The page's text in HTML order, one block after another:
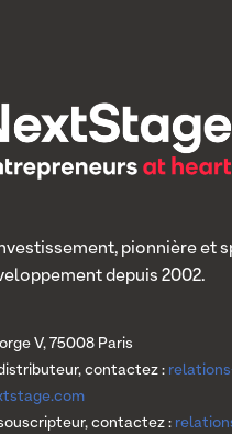
pionnière et
depuis 2002.
V, 75008 Paris
contactez :
contactez :